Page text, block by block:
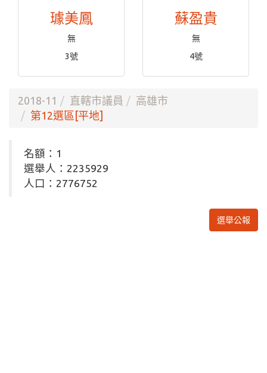
璩美鳳
無
3號
蘇盈貴
無
4號
2018-11 直轄市議員
高雄市
第12選區[平地]
名額：1
選舉人：2235929
人口：2776752
選舉公報